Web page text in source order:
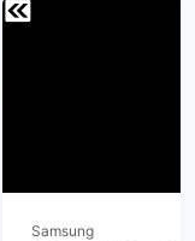
Samsung